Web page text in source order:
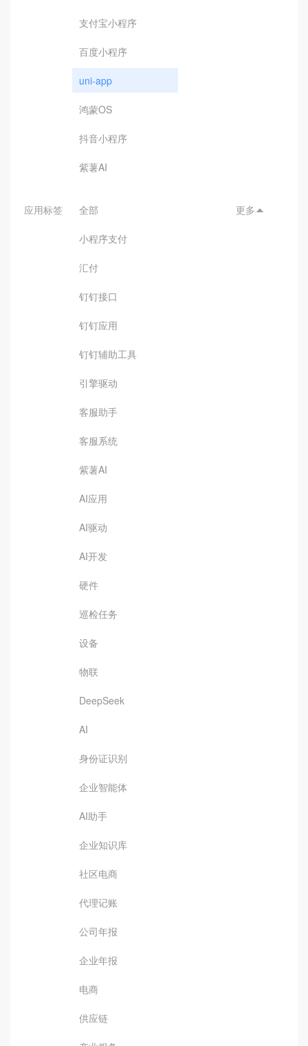
支付宝小程序
百度小程序
uni-app
鸿蒙OS
抖音小程序
紫薯AI
应用标签 全部
小程序支付
汇付
钉钉接口
钉钉应用
钉钉辅助工具
引擎驱动
客服助手
客服系统
紫薯AI
AI应用
AI驱动
AI开发
硬件
巡检任务
设备
物联
DeepSeek
AI
身份证识别
企业智能体
AI助手
企业知识库
社区电商
代理记账
公司年报
企业年报
电商
供应链
更多 